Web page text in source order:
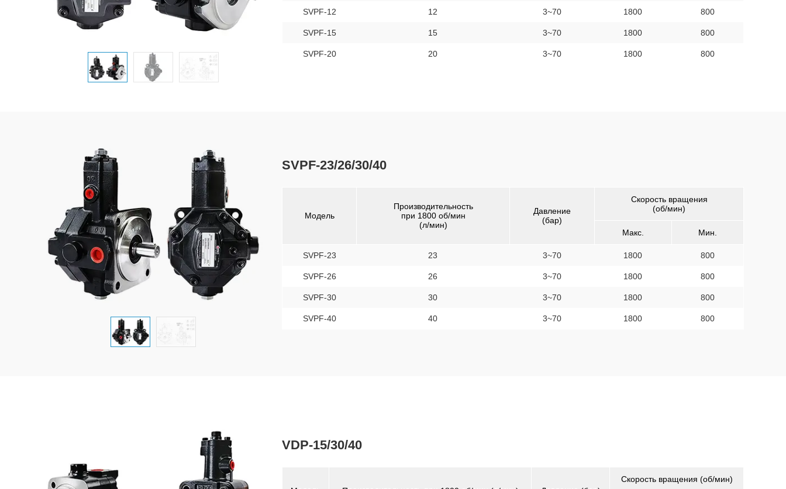
SVPF-12 12 3~70 1800 800
SVPF-15 15 3~70 1800 800
SVPF-20 20 3~70 1800 800
SVPF-23/26/30/40
Модель
Производительность
при 1800 об/мин
(л/мин)
Давление
(бар)
Скорость вращения
(об/мин)
Макс. Мин.
SVPF-23 23 3~70 1800 800
SVPF-26 26 3~70 1800 800
SVPF-30 30 3~70 1800 800
SVPF-40 40 3~70 1800 800
VDP-15/30/40
Скорость вращения (об/мин)